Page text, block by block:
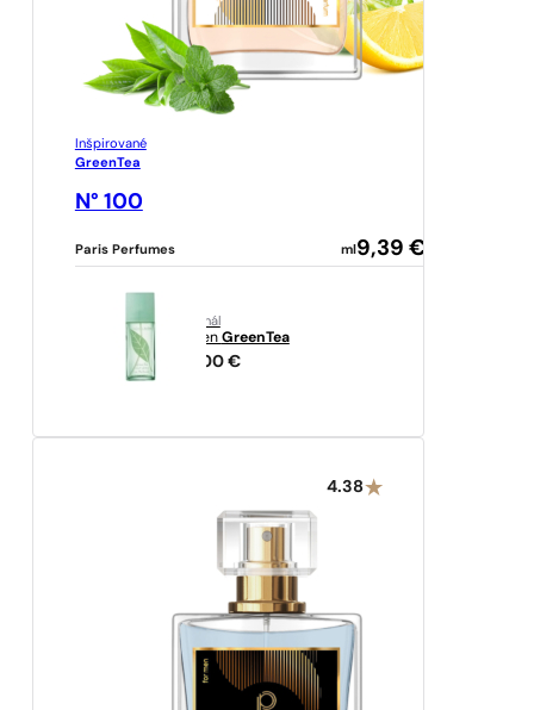
Inšpirované
GreenTea
N° 100
Paris Perfumes ml 9,39 €
originál
Arden GreenTea
22,00 €
4.38